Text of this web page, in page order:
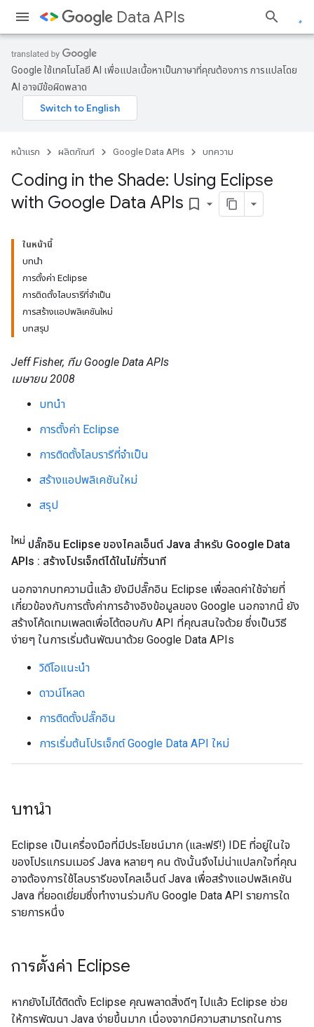
Data APIs
Google ใช้เทคโนโลยี AI เพื่อแปลเนื้อหาเป็นภาษาที่คุณต้องการ การแปลโดย
AI อาจมีข้อผิดพลาด
หน้าแรก ผลิตภัณฑ์ Google Data APIs บทความ
Coding in the Shade: Using Eclipse
with Google Data APIs bookmark_border
ในหน้านี้
บทนำ
การตั้งค่า Eclipse
การติดตั้งไลบรารีที่จำเป็น
การสร้างแอปพลิเคชันใหม่
บทสรุป
Jeff Fisher, ทีม Google Data APIs
เมษายน 2008
บทนำ
การตั้งค่า Eclipse
การติดตั้งไลบรารีที่จำเป็น
สร้างแอปพลิเคชันใหม่
สรุป
ใหม่ ปลั๊กอิน Eclipse ของไคลเอ็นต์ Java สำหรับ Google Data
APIs : สร้างโปรเจ็กต์ได้ในไม่กี่วินาที
นอกจากบทความนี้แล้ว ยังมีปลั๊กอิน Eclipse เพื่อลดค่าใช้จ่ายที่
เกี่ยวข้องกับการตั้งค่าการอ้างอิงข้อมูลของ Google นอกจากนี้ ยัง
สร้างโค้ดเทมเพลตเพื่อโต้ตอบกับ API ที่คุณสนใจด้วย ซึ่งเป็นวิธี
ง่ายๆ ในการเริ่มต้นพัฒนาด้วย Google Data APIs
วิดีโอแนะนำ
ดาวน์โหลด
การติดตั้งปลั๊กอิน
การเริ่มต้นโปรเจ็กต์ Google Data API ใหม่
บทนำ
Eclipse เป็นเครื่องมือที่มีประโยชน์มาก (และฟรี!) IDE ที่อยู่ในใจ
ของโปรแกรมเมอร์ Java หลายๆ คน ดังนั้นจึงไม่น่าแปลกใจที่คุณ
อาจต้องการใช้ไลบรารีของไคลเอ็นต์ Java เพื่อสร้างแอปพลิเคชัน
Java ที่ยอดเยี่ยมซึ่งทำงานร่วมกับ Google Data API รายการใด
รายการหนึ่ง
การตั้งค่า Eclipse
หากยังไม่ได้ติดตั้ง Eclipse คุณพลาดสิ่งดีๆ ไปแล้ว Eclipse ช่วย
ให้การพัฒนา Java ง่ายขึ้นมาก เนื่องจากมีความสามารถในการ